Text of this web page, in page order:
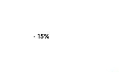
- 15%